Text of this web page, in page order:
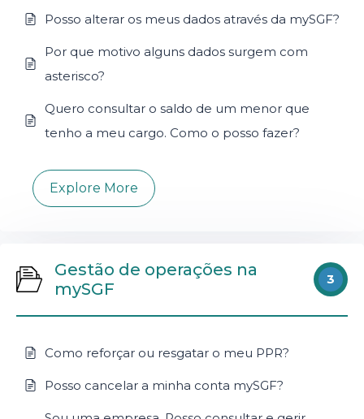
Posso alterar os meus dados através da mySGF?
Por que motivo alguns dados surgem com
asterisco?
Quero consultar o saldo de um menor que
tenho a meu cargo. Como o posso fazer?
Explore More
Gestão de operações na
mySGF
3
Como reforçar ou resgatar o meu PPR?
Posso cancelar a minha conta mySGF?